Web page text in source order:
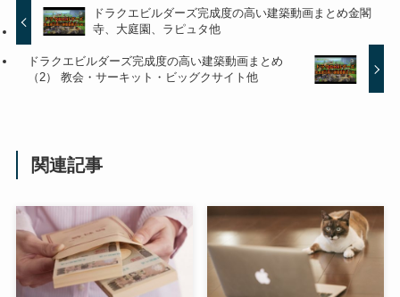
ドラクエビルダーズ完成度の高い建築動画まとめ金閣
寺、大庭園、ラピュタ他
ドラクエビルダーズ完成度の高い建築動画まとめ
（2） 教会・サーキット・ビッグクサイト他
関連記事